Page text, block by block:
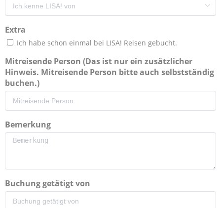
Extra
Ich habe schon einmal bei LISA! Reisen gebucht.
Mitreisende Person (Das ist nur ein zusätzlicher
Hinweis. Mitreisende Person bitte auch selbstständig
buchen.)
Bemerkung
Buchung getätigt von